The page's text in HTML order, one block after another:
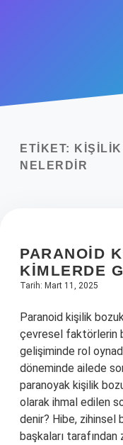
Yasal Uyarı
ETIKET:
NELERDIR
PARANOID
KIMLERDE
Tarih: Mart 11, 2025
Paranoid kişilik
çevresel faktörlerin
gelişiminde rol
döneminde ailede
paranoyak kişilik
olarak ihmal edilen
denir? Hibe, zihinsel
başkaları